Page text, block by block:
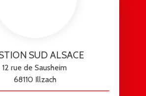
SUD ALSACE
12 rue de Sausheim
68110 Illzach